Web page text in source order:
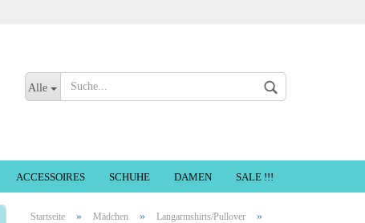
Alle
ACCESSOIRES SCHUHE DAMEN SALE !!!
Startseite » Mädchen » Langarmshirts/Pullover »